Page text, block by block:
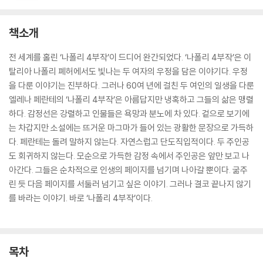
책소개
전 세계를 홀린 ‘나폴리 4부작’이 드디어 완간되었다. ‘나폴리 4부작’은 이
탈리아 나폴리 폐허에서도 빛나는 두 여자의 우정을 담은 이야기다. 우정
을 다룬 이야기는 진부하다. 그러나 60여 년에 걸친 두 여인의 일생을 다룬
엘레나 페란테의 ‘나폴리 4부작’은 아름답지만 냉혹하고 그들의 삶은 맹렬
하다. 감정선은 강렬하고 인물들은 욕망과 분노에 차 있다. 겉으로 보기에
는 차갑지만 소설에는 뜨거운 마그마가 들어 있는 광활한 문장으로 가득하
다. 페란테는 돌려 말하지 않는다. 자연스럽고 단도직입적이다. 두 주인공
도 회귀하지 않는다. 모순으로 가득한 감정 속에서 주인공은 앞만 보고 나
아간다. 그들은 순차적으로 인생의 페이지를 넘기며 나아갈 뿐이다. 굶주
린 듯 다음 페이지를 서둘러 넘기고 싶은 이야기. 그러나 결코 끝나지 않기
를 바라는 이야기. 바로 ‘나폴리 4부작’이다.
목차